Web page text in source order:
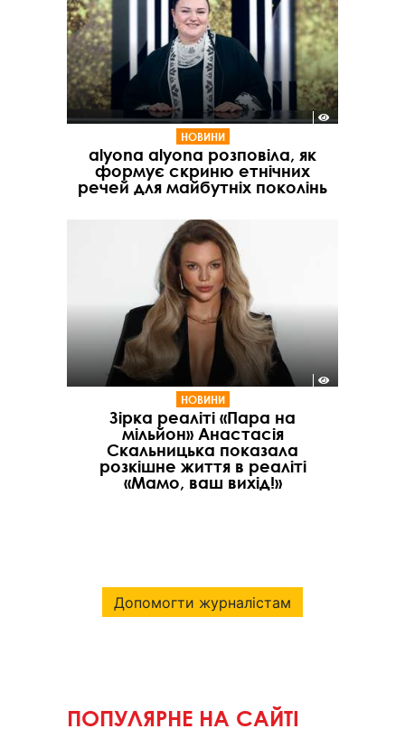
НОВИНИ
alyona alyona розповіла, як
формує скриню етнічних
речей для майбутніх поколінь
НОВИНИ
Зірка реаліті «Пара на
мільйон» Анастасія
Скальницька показала
розкішне життя в реаліті
«Мамо, ваш вихід!»
Допомогти журналістам
ПОПУЛЯРНЕ НА САЙТІ